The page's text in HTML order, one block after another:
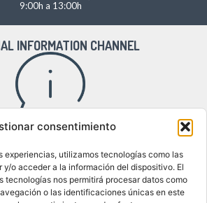
consentimiento
experiencias, utilizamos tecnologías como las
o acceder a la información del dispositivo. El
tecnologías nos permitirá procesar datos como
o las identificaciones únicas en este
9:00h a 13:00h
INFORMATION CHANNEL
internal information channel
WHERE WE ARE